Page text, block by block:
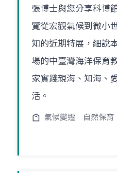
張博士與您分享科博
覽從宏觀氣候到微小
知的近期特展，細說
場的中臺灣海洋保育
家實踐親海、知海、
活。
氣候變遷 自然保育